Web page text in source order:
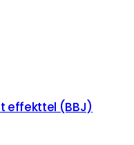
effekttel (BBJ)